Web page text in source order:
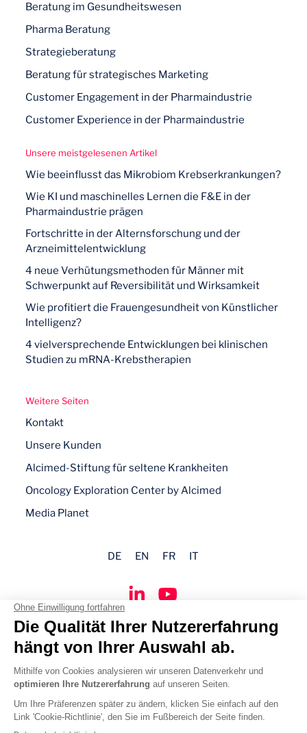
Beratung im Gesundheitswesen
Pharma Beratung
Strategieberatung
Beratung für strategisches Marketing
Customer Engagement in der Pharmaindustrie
Customer Experience in der Pharmaindustrie
Unsere meistgelesenen Artikel
Wie beeinflusst das Mikrobiom Krebserkrankungen?
Wie KI und maschinelles Lernen die F&E in der
Pharmaindustrie prägen
Fortschritte in der Alternsforschung und der
Arzneimittelentwicklung
4 neue Verhütungsmethoden für Männer mit
Schwerpunkt auf Reversibilität und Wirksamkeit
Wie profitiert die Frauengesundheit von Künstlicher
Intelligenz?
4 vielversprechende Entwicklungen bei klinischen
Studien zu mRNA-Krebstherapien
Weitere Seiten
Kontakt
Unsere Kunden
Alcimed-Stiftung für seltene Krankheiten
Oncology Exploration Center by Alcimed
Media Planet
DE EN FR IT
Impressum
Cookie-Richtlinie